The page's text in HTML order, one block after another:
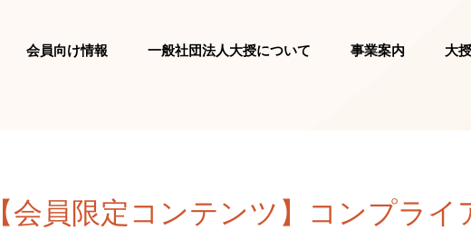
会員向け情報 一般社団法人大授について 事業案内 大
【会員限定コンテンツ】コンプラ